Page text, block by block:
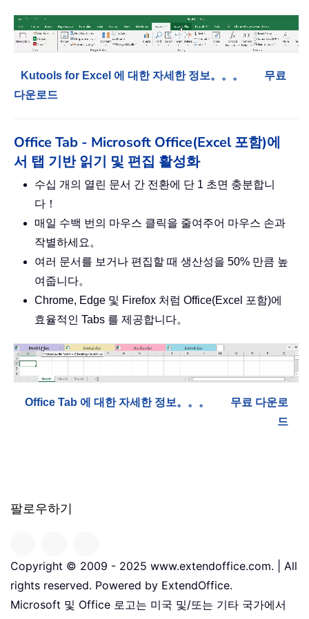
Kutools for Excel 에 대한 자세한 정보。。。
무료
다운로드
Office Tab - Microsoft Office(Excel 포함)에
서 탭 기반 읽기 및 편집 활성화
수십 개의 열린 문서 간 전환에 단 1 초면 충분합니
다！
매일 수백 번의 마우스 클릭을 줄여주어 마우스 손과
작별하세요。
여러 문서를 보거나 편집할 때 생산성을 50% 만큼 높
여줍니다。
Chrome, Edge 및 Firefox 처럼 Office(Excel 포함)에
효율적인 Tabs 를 제공합니다。
Office Tab 에 대한 자세한 정보。。。
무료 다운로
드
팔로우하기
Copyright © 2009 - 2025 www.extendoffice.com. | All
rights reserved. Powered by ExtendOffice.
Microsoft 및 Office 로고는 미국 및/또는 기타 국가에서